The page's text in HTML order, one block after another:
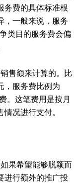
务费的具体标准根
，一般来说，服务
类目的服务费会偏
售额来计算的。比
，服务费比例为
。这笔费用是按月
况进行支付。
果希望能够脱颖而
进行额外的推广投